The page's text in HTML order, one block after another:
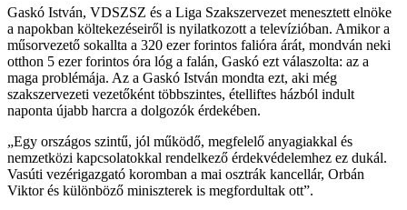
Gaskó István, VDSZSZ és a Liga Szakszervezet menesztett elnöke
a napokban költekezéseiről is nyilatkozott a televízióban. Amikor a
műsorvezető sokallta a 320 ezer forintos falióra árát, mondván neki
otthon 5 ezer forintos óra lóg a falán, Gaskó ezt válaszolta: az a
maga problémája. Az a Gaskó István mondta ezt, aki még
szakszervezeti vezetőként többszintes, ételliftes házból indult
naponta újabb harcra a dolgozók érdekében.
„Egy országos szintű, jól működő, megfelelő anya­giakkal és
nemzetközi kapcsolatokkal rendelkező érdekvédelemhez ez dukál.
Vasúti vezérigazgató koromban a mai osztrák kancellár, Orbán
Viktor és különböző miniszterek is megfordultak ott”.